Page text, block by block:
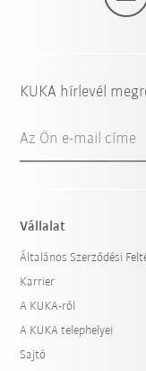
KUKA hírlevél
Az Ön e-mail címe
Vállalat
Általános Szerződési
Karrier
A KUKA-ról
A KUKA telephelyei
Sajtó